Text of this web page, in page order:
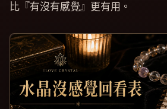
比『有沒有感覺』更有用。